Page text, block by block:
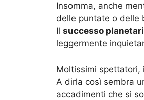
Insomma, anche
delle puntate o delle
Il successo
leggermente
Moltissimi spettatori,
A dirla così sembra
accadimenti che si